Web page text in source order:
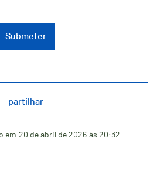
Submeter
partilhar
em 20 de abril de 2026 às 20:32